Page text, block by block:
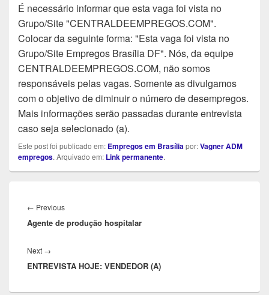
É necessário informar que esta vaga foi vista no
Grupo/Site "CENTRALDEEMPREGOS.COM".
Colocar da seguinte forma: "Esta vaga foi vista no
Grupo/Site Empregos Brasília DF". Nós, da equipe
CENTRALDEEMPREGOS.COM, não somos
responsáveis pelas vagas. Somente as divulgamos
com o objetivo de diminuir o número de desempregos.
Mais informações serão passadas durante entrevista
caso seja selecionado (a).
Este post foi publicado em: Empregos em Brasíliapor:Vagner ADM
empregos. Arquivado em: Link permanente.
de
Post
← PreviousPrevious
post:
Agente de produção hospitalar
Next →
post:
ENTREVISTA HOJE: VENDEDOR (A)